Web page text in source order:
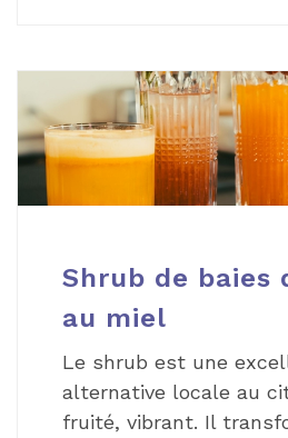
Shrub de baies
au miel
Le shrub est une
alternative locale au
fruité, vibrant. Il